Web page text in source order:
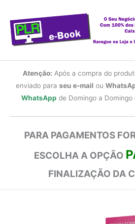
conteúdo
Atenção: Após a compra do
enviado para seu e-mail ou
WhatsApp de Domingo a
PARA PAGAMENTOS
ESCOLHA A OPÇÃO
FINALIZAÇÃO DA